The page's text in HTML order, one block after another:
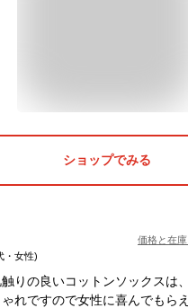
ショップでみる
価格と在庫
・女性)
りの良いコットンソックスは
れですので女性に喜んでもら